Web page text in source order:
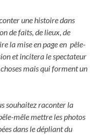
une histoire dans
de faits, de lieux, de
la mise en page en pêle-
et incitera le spectateur
mais qui forment un
souhaitez raconter la
mêle mettre les photos
dans le dépliant du